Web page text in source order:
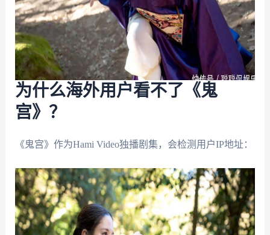
为什么海外用户看不了《鬼
宫》？
《鬼宫》作为Hami Video独播剧集，会检测用户IP地址：